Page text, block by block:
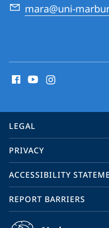
mara@uni-
media
information
service
navigation
LEGAL
PRIVACY
ACCESSIBILITY
REPORT BARRIERS